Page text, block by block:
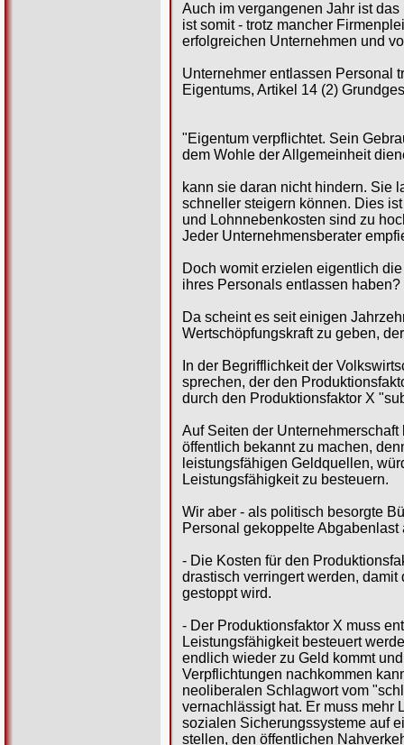
Auch im vergangenen Jahr ist
ist somit - trotz mancher
erfolgreichen Unternehmen und
Unternehmer entlassen Personal
Eigentums, Artikel 14 (2)
"Eigentum verpflichtet. Sein
dem Wohle der Allgemeinheit
kann sie daran nicht hindern. Sie
schneller steigern können. Dies
und Lohnnebenkosten sind zu
Jeder Unternehmensberater
Doch womit erzielen eigentlich
ihres Personals entlassen haben?
Da scheint es seit einigen
Wertschöpfungskraft zu geben,
In der Begrifflichkeit der
sprechen, der den
durch den Produktionsfaktor X
Auf Seiten der
öffentlich bekannt zu machen,
leistungsfähigen Geldquellen,
Leistungsfähigkeit zu besteuern.
Wir aber - als politisch besorgte
Personal gekoppelte
- Die Kosten für den
drastisch verringert werden,
gestoppt wird.
- Der Produktionsfaktor X muss
Leistungsfähigkeit besteuert
endlich wieder zu Geld kommt
Verpflichtungen nachkommen
neoliberalen Schlagwort vom
vernachlässigt hat. Er muss mehr
sozialen Sicherungssysteme auf
stellen, den öffentlichen